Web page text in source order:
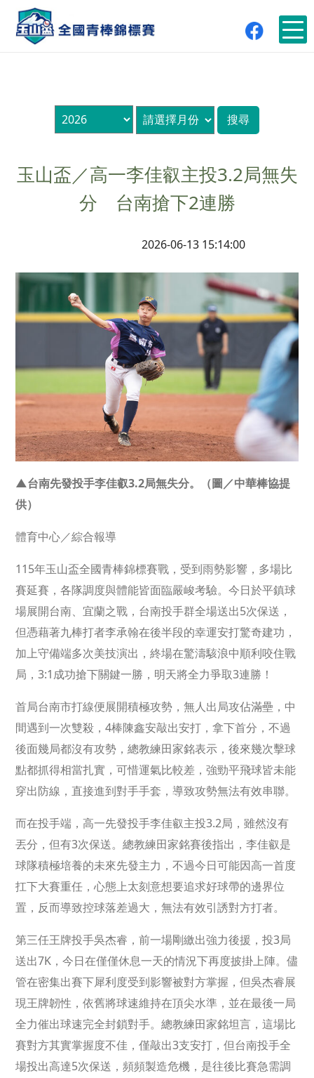
玉山盃／高一李佳叡主投3.2局無失
分 台南搶下2連勝
2026-06-13 15:14:00
▲台南先發投手李佳叡3.2局無失分。（圖／中華棒協提
供）
體育中心／綜合報導
115年玉山盃全國青棒錦標賽戰，受到雨勢影響，多場比
賽延賽，各隊調度與體能皆面臨嚴峻考驗。今日於平鎮球
場展開台南、宜蘭之戰，台南投手群全場送出5次保送，
但憑藉著九棒打者李承翰在後半段的幸運安打驚奇建功，
加上守備端多次美技演出，終場在驚濤駭浪中順利咬住戰
局，3:1成功搶下關鍵一勝，明天將全力爭取3連勝！
首局台南市打線便展開積極攻勢，無人出局攻佔滿壘，中
間遇到一次雙殺，4棒陳鑫安敲出安打，拿下首分，不過
後面幾局都沒有攻勢，總教練田家銘表示，後來幾次擊球
點都抓得相當扎實，可惜運氣比較差，強勁平飛球皆未能
穿出防線，直接進到對手手套，導致攻勢無法有效串聯。
而在投手端，高一先發投手李佳叡主投3.2局，雖然沒有
丟分，但有3次保送。總教練田家銘賽後指出，李佳叡是
球隊積極培養的未來先發主力，不過今日可能因高一首度
扛下大賽重任，心態上太刻意想要追求好球帶的邊界位
置，反而導致控球落差過大，無法有效引誘對方打者。
第三任王牌投手吳杰睿，前一場剛繳出強力後援，投3局
送出7K，今日在僅僅休息一天的情況下再度披掛上陣。儘
管在密集出賽下犀利度受到影響被對方掌握，但吳杰睿展
現王牌韌性，依舊將球速維持在頂尖水準，並在最後一局
全力催出球速完全封鎖對手。總教練田家銘坦言，這場比
賽對方其實掌握度不佳，僅敲出3支安打，但台南投手全
場投出高達5次保送，頻頻製造危機，是往後比賽急需調